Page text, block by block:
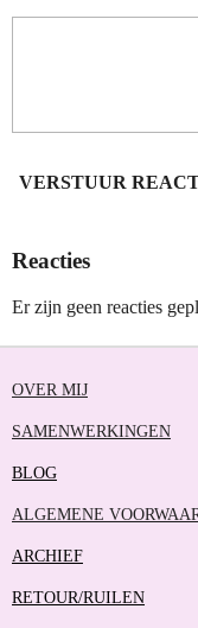
VERSTUUR
Reacties
Er zijn geen reacties
OVER MIJ
SAMENWERKINGEN
BLOG
ALGEMENE
ARCHIEF
RETOUR/RUILEN